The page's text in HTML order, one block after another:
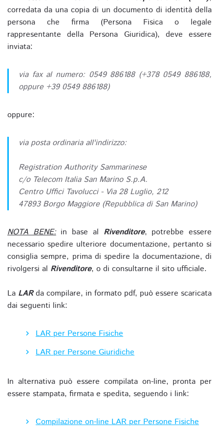
corredata da una copia di un documento di identità della
persona che firma (Persona Fisica o legale
rappresentante della Persona Giuridica), deve essere
inviata:
via fax al numero: 0549 886188 (+378 0549 886188,
oppure +39 0549 886188)
oppure:
via posta ordinaria all'indirizzo:
Registration Authority Sammarinese
c/o Telecom Italia San Marino S.p.A.
Centro Uffici Tavolucci - Via 28 Luglio, 212
47893 Borgo Maggiore (Repubblica di San Marino)
NOTA BENE:in base al Rivenditore, potrebbe essere
necessario spedire ulteriore documentazione, pertanto si
consiglia sempre, prima di spedire la documentazione, di
rivolgersi al Rivenditore, o di consultarne il sito ufficiale.
La LARda compilare, in formato pdf, può essere scaricata
dai seguenti link:
LAR per Persone Fisiche
LAR per Persone Giuridiche
In alternativa può essere compilata on-line, pronta per
essere stampata, firmata e spedita, seguendo i link:
Compilazione on-line LAR per Persone Fisiche